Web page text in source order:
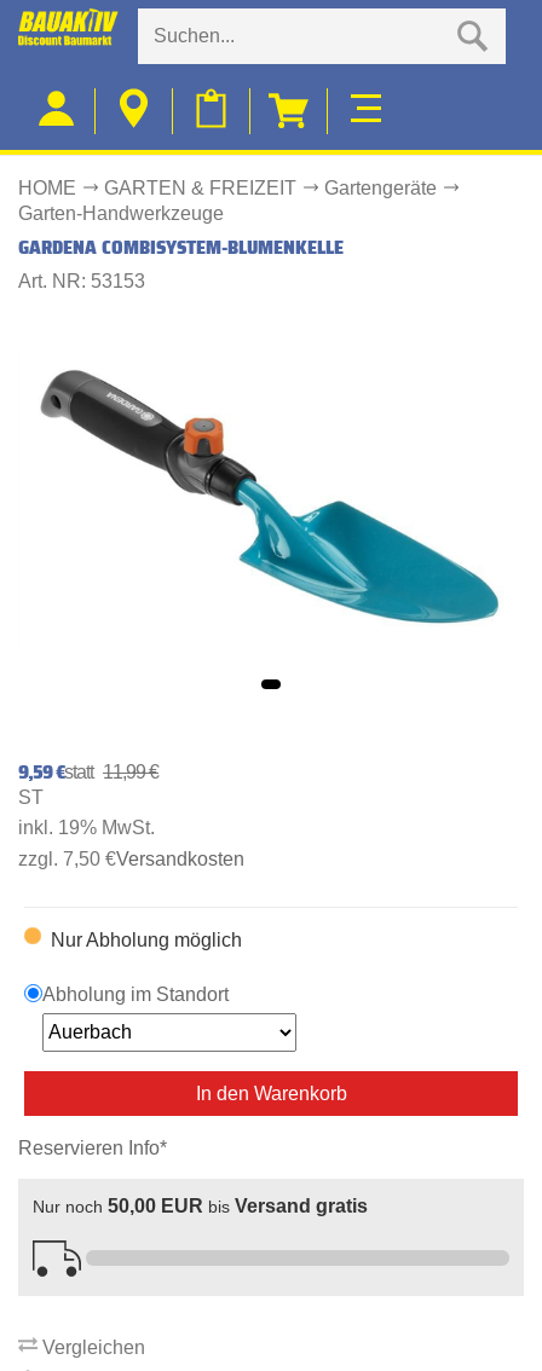
HOME GARTEN & FREIZEIT
Gartengeräte
Garten-Handwerkzeuge
GARDENA COMBISYSTEM-BLUMENKELLE
Art. NR: 53153
11,99 €
9,59 €
ST
inkl. 19% MwSt.
zzgl. 7,50 €Versandkosten
Nur Abholung möglich
Abholung im Standort
In den Warenkorb
Reservieren Info*
Nur noch 50,00 EUR bis Versand gratis
Vergleichen